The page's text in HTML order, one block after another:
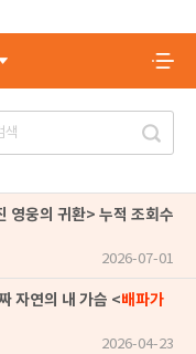
영웅의 귀환> 누적 조회수
2026-07-01
자연의 내 가슴 <배파가
2026-04-23